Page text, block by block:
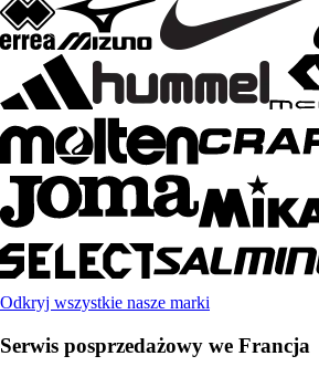
Odkryj wszystkie nasze marki
Serwis posprzedażowy we Francja